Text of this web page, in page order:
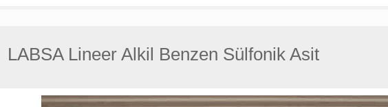
LABSA Lineer Alkil Benzen Sülfonik Asit